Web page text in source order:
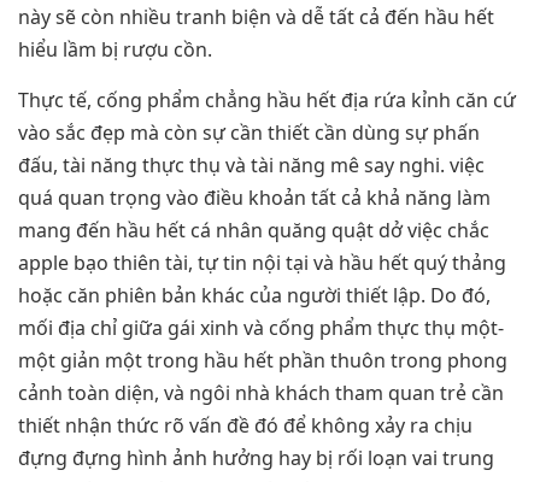
này sẽ còn nhiều tranh biện và dễ tất cả đến hầu hết
hiểu lầm bị rượu cồn.
Thực tế, cống phẩm chẳng hầu hết địa rứa kỉnh căn cứ
vào sắc đẹp mà còn sự cần thiết cần dùng sự phấn
đấu, tài năng thực thụ và tài năng mê say nghi. việc
quá quan trọng vào điều khoản tất cả khả năng làm
mang đến hầu hết cá nhân quăng quật dở việc chắc
apple bạo thiên tài, tự tin nội tại và hầu hết quý thảng
hoặc căn phiên bản khác của người thiết lập. Do đó,
mối địa chỉ giữa gái xinh và cống phẩm thực thụ một-
một giản một trong hầu hết phần thuôn trong phong
cảnh toàn diện, và ngôi nhà khách tham quan trẻ cần
thiết nhận thức rõ vấn đề đó để không xảy ra chịu
đựng đựng hình ảnh hưởng hay bị rối loạn vai trung